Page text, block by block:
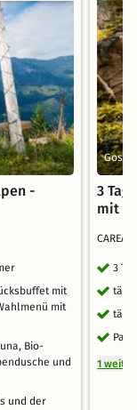
-
mit
mit
Bio-
und
und der
3
mit
3
1